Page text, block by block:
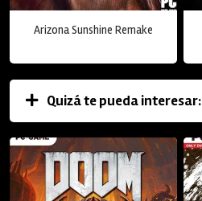
Arizona Sunshine Remake
Quizá te pueda interesar: